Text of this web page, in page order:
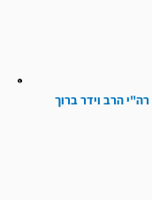
רה"י הרב וידר ברוך